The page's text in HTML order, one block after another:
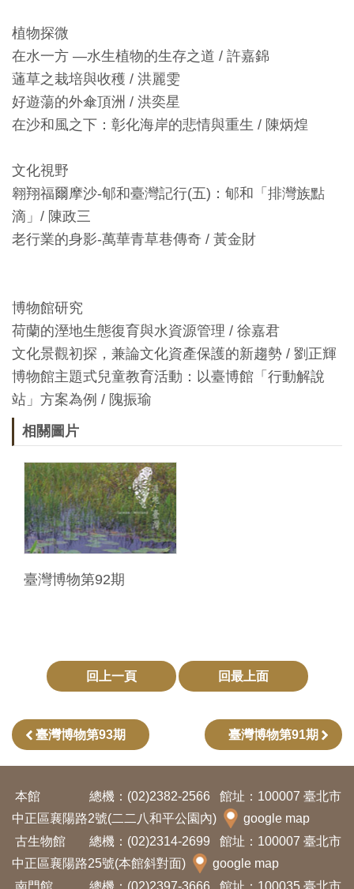
民
服
務
政
公
開
資
訊
私
權
與
資
訊
安
全
宣
告
資
料
開
權
回
首
頁
植物探微
在水一方 —水生植物的生存之道 / 許嘉錦
蓪草之栽培與收穫 / 洪麗雯
好遊蕩的外傘頂洲 / 洪奕星
在沙和風之下：彰化海岸的悲情與重生 / 陳炳煌
文化視野
翱翔福爾摩沙-郇和臺灣記行(五)：郇和「排灣族點
滴」/ 陳政三
老行業的身影-萬華青草巷傳奇 / 黃金財
博物館研究
荷蘭的溼地生態復育與水資源管理 / 徐嘉君
文化景觀初探，兼論文化資產保護的新趨勢 / 劉正輝
博物館主題式兒童教育活動：以臺博館「行動解說
站」方案為例 / 隗振瑜
相關圖片
臺灣博物第92期
回上一頁 回最上面
臺灣博物第93期 臺灣博物第91期
本館 總機：(02)2382-2566
館址：100007 臺北市
中正區襄陽路2號(二二八和平公園內)
google map
古生物館
總機：(02)2314-2699
館址：100007 臺北市
中正區襄陽路25號(本館斜對面)
google map